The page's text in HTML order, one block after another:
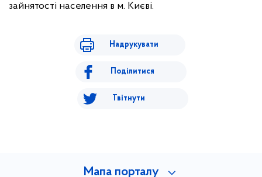
зайнятості населення в м. Києві.
Надрукувати
Поділитися
Твітнути
Мапа порталу